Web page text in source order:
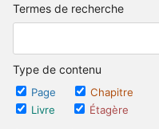
Termes de recherche
Type de contenu
Page
Chapitre
Livre
Étagère